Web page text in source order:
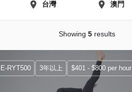
台灣 澳門
Showing 5 results
E-RYT500 3年以上 $401 - $800 per hour